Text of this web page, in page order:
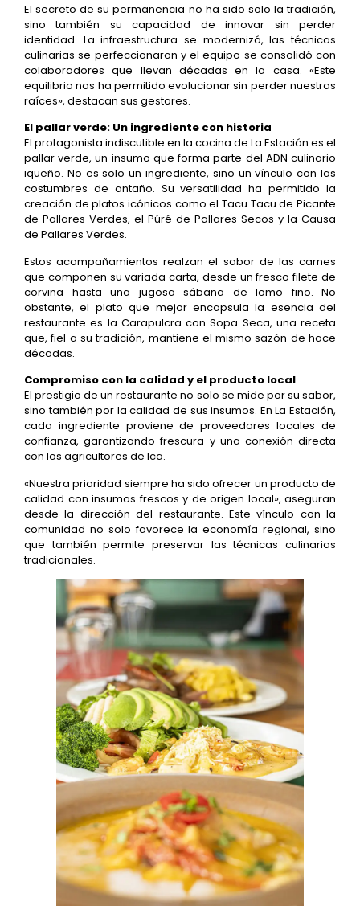
El secreto de su permanencia no ha sido solo la tradición,
sino también su capacidad de innovar sin perder
identidad. La infraestructura se modernizó, las técnicas
culinarias se perfeccionaron y el equipo se consolidó con
colaboradores que llevan décadas en la casa. «Este
equilibrio nos ha permitido evolucionar sin perder nuestras
raíces», destacan sus gestores.
El pallar verde: Un ingrediente con historia
El protagonista indiscutible en la cocina de La Estación es el
pallar verde, un insumo que forma parte del ADN culinario
iqueño. No es solo un ingrediente, sino un vínculo con las
costumbres de antaño. Su versatilidad ha permitido la
creación de platos icónicos como el Tacu Tacu de Picante
de Pallares Verdes, el Púré de Pallares Secos y la Causa
de Pallares Verdes.
Estos acompañamientos realzan el sabor de las carnes
que componen su variada carta, desde un fresco filete de
corvina hasta una jugosa sábana de lomo fino. No
obstante, el plato que mejor encapsula la esencia del
restaurante es la Carapulcra con Sopa Seca, una receta
que, fiel a su tradición, mantiene el mismo sazón de hace
décadas.
Compromiso con la calidad y el producto local
El prestigio de un restaurante no solo se mide por su sabor,
sino también por la calidad de sus insumos. En La Estación,
cada ingrediente proviene de proveedores locales de
confianza, garantizando frescura y una conexión directa
con los agricultores de Ica.
«Nuestra prioridad siempre ha sido ofrecer un producto de
calidad con insumos frescos y de origen local», aseguran
desde la dirección del restaurante. Este vínculo con la
comunidad no solo favorece la economía regional, sino
que también permite preservar las técnicas culinarias
tradicionales.